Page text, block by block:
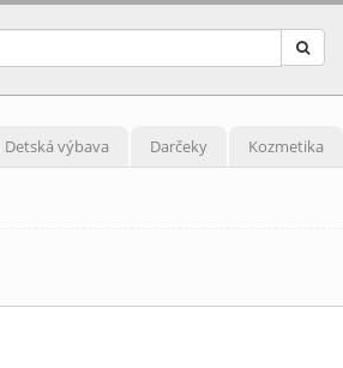
Detská výbava Darčeky Kozmetika